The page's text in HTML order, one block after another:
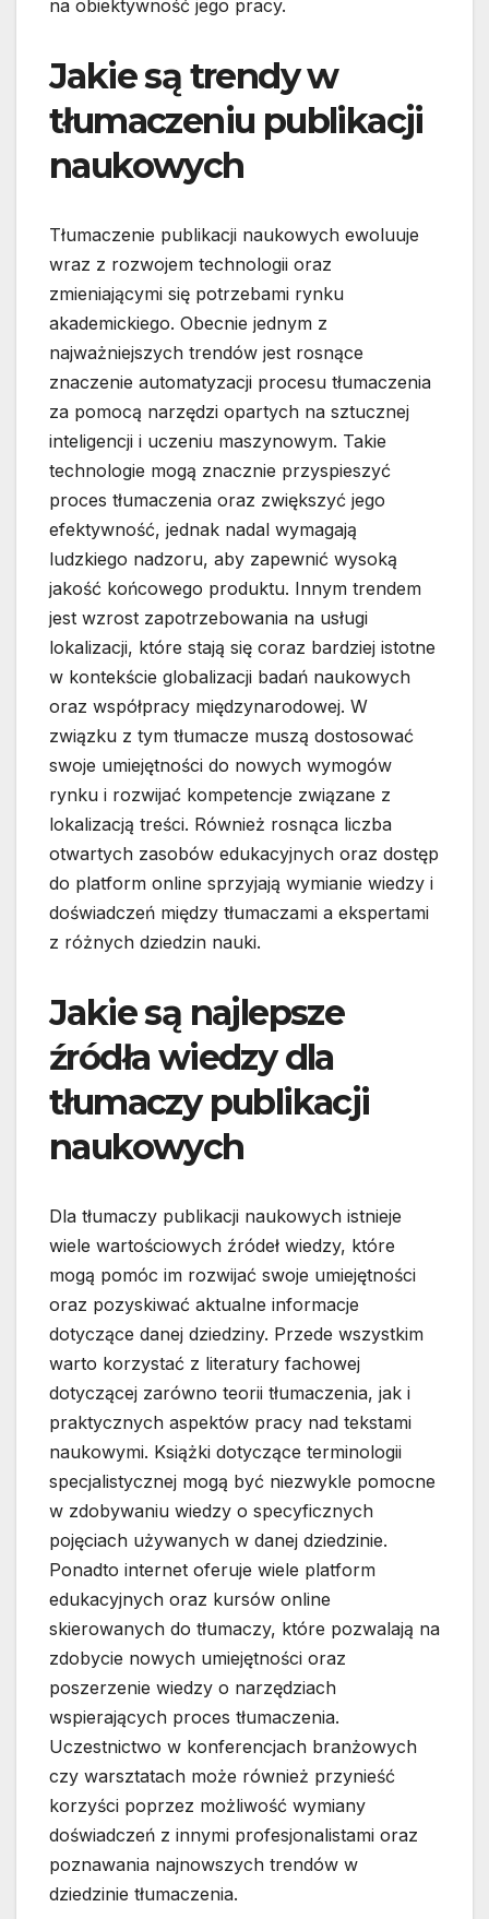
na obiektywność jego pracy.
Jakie są trendy w
tłumaczeniu publikacji
naukowych
Tłumaczenie publikacji naukowych ewoluuje
wraz z rozwojem technologii oraz
zmieniającymi się potrzebami rynku
akademickiego. Obecnie jednym z
najważniejszych trendów jest rosnące
znaczenie automatyzacji procesu tłumaczenia
za pomocą narzędzi opartych na sztucznej
inteligencji i uczeniu maszynowym. Takie
technologie mogą znacznie przyspieszyć
proces tłumaczenia oraz zwiększyć jego
efektywność, jednak nadal wymagają
ludzkiego nadzoru, aby zapewnić wysoką
jakość końcowego produktu. Innym trendem
jest wzrost zapotrzebowania na usługi
lokalizacji, które stają się coraz bardziej istotne
w kontekście globalizacji badań naukowych
oraz współpracy międzynarodowej. W
związku z tym tłumacze muszą dostosować
swoje umiejętności do nowych wymogów
rynku i rozwijać kompetencje związane z
lokalizacją treści. Również rosnąca liczba
otwartych zasobów edukacyjnych oraz dostęp
do platform online sprzyjają wymianie wiedzy i
doświadczeń między tłumaczami a ekspertami
z różnych dziedzin nauki.
Jakie są najlepsze
źródła wiedzy dla
tłumaczy publikacji
naukowych
Dla tłumaczy publikacji naukowych istnieje
wiele wartościowych źródeł wiedzy, które
mogą pomóc im rozwijać swoje umiejętności
oraz pozyskiwać aktualne informacje
dotyczące danej dziedziny. Przede wszystkim
warto korzystać z literatury fachowej
dotyczącej zarówno teorii tłumaczenia, jak i
praktycznych aspektów pracy nad tekstami
naukowymi. Książki dotyczące terminologii
specjalistycznej mogą być niezwykle pomocne
w zdobywaniu wiedzy o specyficznych
pojęciach używanych w danej dziedzinie.
Ponadto internet oferuje wiele platform
edukacyjnych oraz kursów online
skierowanych do tłumaczy, które pozwalają na
zdobycie nowych umiejętności oraz
poszerzenie wiedzy o narzędziach
wspierających proces tłumaczenia.
Uczestnictwo w konferencjach branżowych
czy warsztatach może również przynieść
korzyści poprzez możliwość wymiany
doświadczeń z innymi profesjonalistami oraz
poznawania najnowszych trendów w
dziedzinie tłumaczenia.